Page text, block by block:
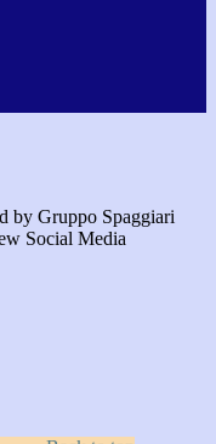
by Gruppo Spaggiari
Social Media